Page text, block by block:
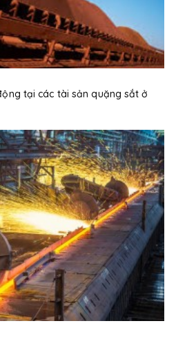
tại các tài sản quặng sắt ở